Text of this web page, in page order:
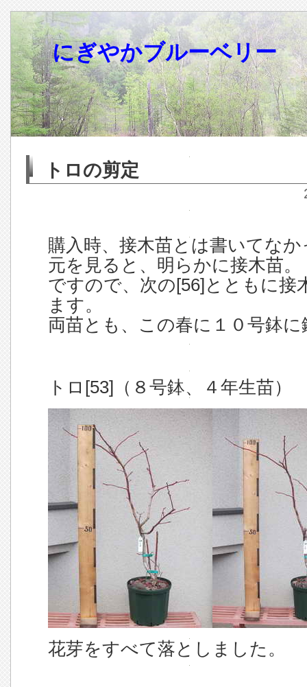
にぎやかブルーベリー
トロの剪定
購入時、接木苗とは書いてな
元を見ると、明らかに接木苗。
ですので、次の[56]とともに接
ます。
両苗とも、この春に１０号鉢
トロ[53]（８号鉢、４年生苗）
花芽をすべて落としました。